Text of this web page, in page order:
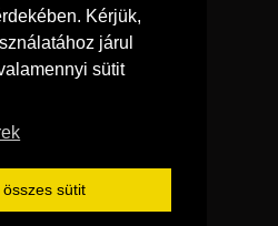
Kérjük,
járul
sütit
sütit
Rólunk
és fizetés
feltételek